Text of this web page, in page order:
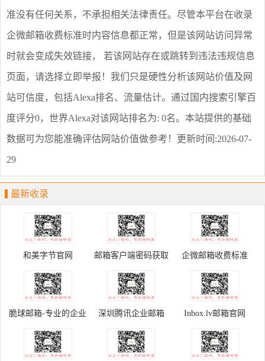
准没有任何关系，不承担相关法律责任。尽管本平台在收录
企微邮箱收费标准时内容信息都正常，但是该网站访问异常
时就会变成失效链接， 若该网站存在或跳转到违法违规信息
页面，请选择立即举报 ！我们只是硬性分析该网站价值及网
站可信度，包括Alexa排名、流量估计。通过国内搜索引擎百
度评分0，世界Alexa对该网站排名为: 0名。本站提供的基础
数据可为您能准确评估网站价值做参考！ 更新时间:2026-07-
29
最新收录
和美字节官网 邮箱客户端密码获取 企微邮箱收费标准
脆球邮箱-专业的企业
域名邮箱
深圳腾讯企业邮箱 Inbox.lv邮箱官网